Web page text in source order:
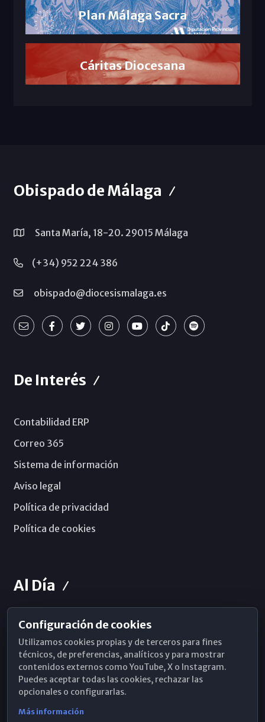
Plan Málaga Sacra
Cáritas Diocesana
Obispado de Málaga
Santa María, 18-20. 29015 Málaga
(+34) 952 224 386
obispado@diocesismalaga.es
De Interés
Contabilidad ERP
Correo 365
Sistema de información
Aviso legal
Política de privacidad
Política de cookies
Al Día
Horarios de Misa
Hemeroteca
WhatsApp
Configuración de cookies
Utilizamos cookies propias y de terceros para fines
técnicos, de preferencias, analíticos y para mostrar
contenidos externos como YouTube, X o Instagram.
Puedes aceptar todas las cookies, rechazar las
opcionales o configurarlas.
Más información